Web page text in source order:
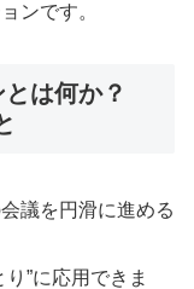
ンです。
は何か？
議を円滑に進める
”に応用できま